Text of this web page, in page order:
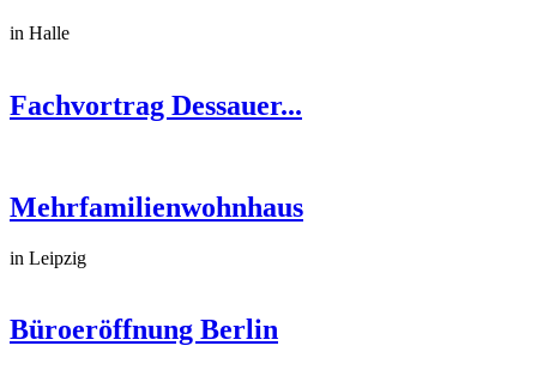
in Halle
Fachvortrag Dessauer...
Mehrfamilienwohnhaus
in Leipzig
Büroeröffnung Berlin